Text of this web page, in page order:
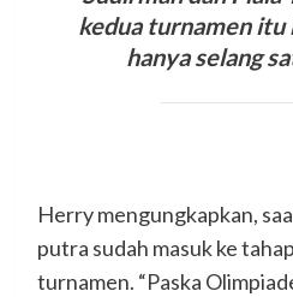
kedua turnamen itu
hanya selang
Herry mengungkapkan,
putra sudah masuk ke
turnamen. “Paska